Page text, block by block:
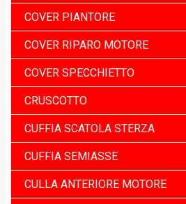
COVER PIANTORE
COVER RIPARO MOTORE
COVER SPECCHIETTO
CRUSCOTTO
CUFFIA SCATOLA STERZA
CUFFIA SEMIASSE
CULLA ANTERIORE MOTORE